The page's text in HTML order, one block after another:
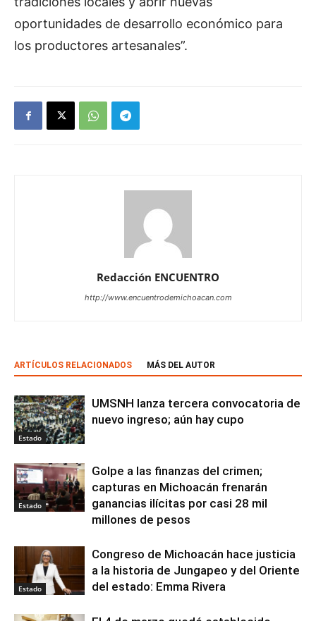
oportunidades de desarrollo económico para
los productores artesanales”.
Redacción ENCUENTRO
http://www.encuentrodemichoacan.com
ARTÍCULOS RELACIONADOS MÁS DEL AUTOR
Estado
UMSNH lanza tercera convocatoria de
nuevo ingreso; aún hay cupo
Estado
Golpe a las finanzas del crimen;
capturas en Michoacán frenarán
ganancias ilícitas por casi 28 mil
millones de pesos
Estado
Congreso de Michoacán hace justicia
a la historia de Jungapeo y del Oriente
del estado: Emma Rivera